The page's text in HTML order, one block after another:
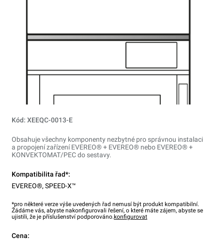
Kód: XEEQC-0013-E
Obsahuje všechny komponenty nezbytné pro správnou instalaci
a propojení zařízení EVEREO® + EVEREO® nebo EVEREO® +
KONVEKTOMAT/PEC do sestavy.
Kompatibilita řad*:
EVEREO®, SPEED-X™
*pro některé verze výše uvedených řad nemusí být produkt kompatibilní.
Žádáme vás, abyste nakonfigurovali řešení, o které máte zájem, abyste se
ujistili, že je příslušenství podporováno.konfigurovat
Cena: